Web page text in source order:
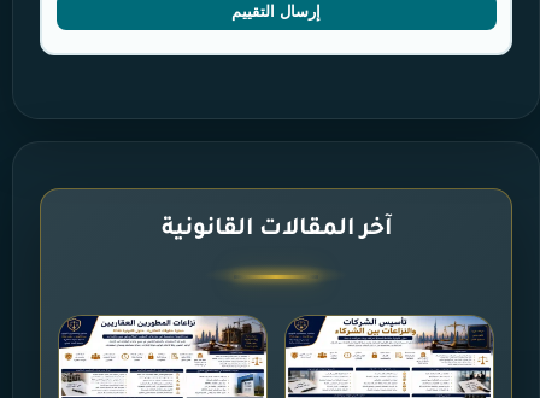
إرسال التقييم
آخر المقالات القانونية